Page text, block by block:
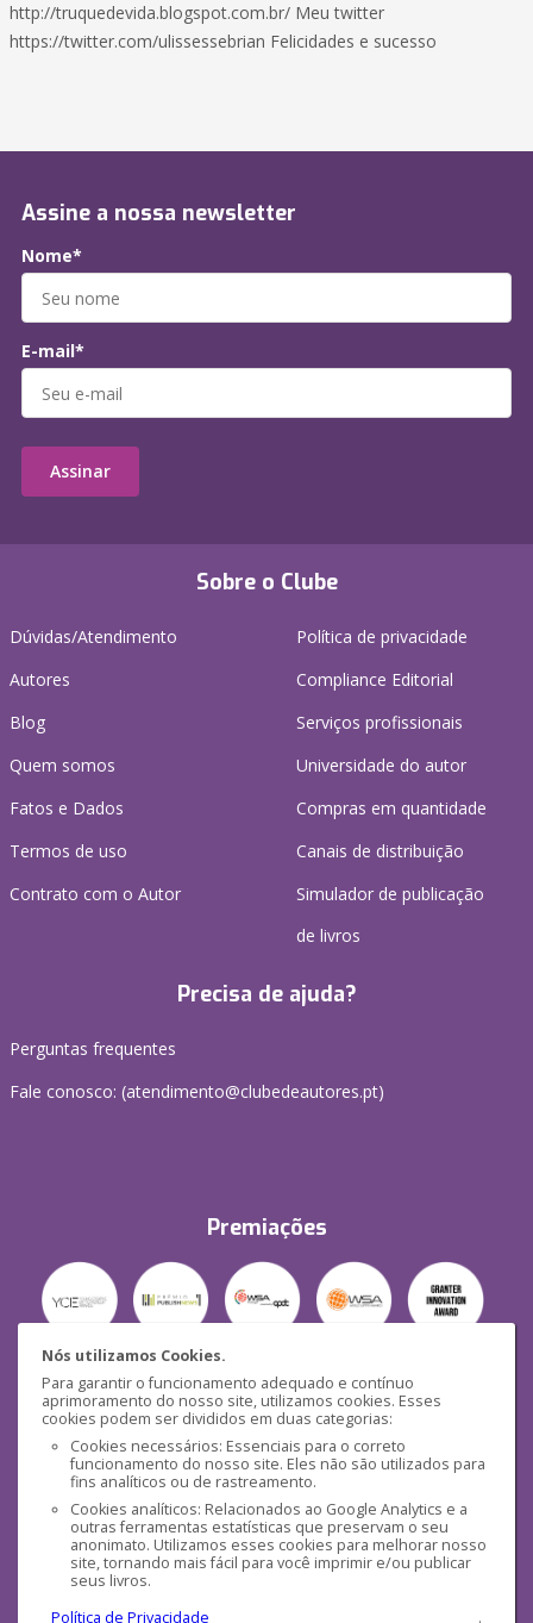
Nós utilizamos Cookies.
Para garantir o funcionamento adequado e contínuo
aprimoramento do nosso site, utilizamos cookies. Esses
cookies podem ser divididos em duas categorias:
Cookies necessários: Essenciais para o correto
funcionamento do nosso site. Eles não são utilizados para
fins analíticos ou de rastreamento.
Cookies analíticos: Relacionados ao Google Analytics e a
outras ferramentas estatísticas que preservam o seu
anonimato. Utilizamos esses cookies para melhorar nosso
site, tornando mais fácil para você imprimir e/ou publicar
seus livros.
Política de Privacidade
.
http://truquedevida.blogspot.com.br/ Meu twitter
https://twitter.com/ulissessebrian Felicidades e sucesso
Sobre o Clube
Dúvidas/Atendimento
Autores
Blog
Quem somos
Fatos e Dados
Termos de uso
Contrato com o Autor
Política de privacidade
Compliance Editorial
Serviços profissionais
Universidade do autor
Compras em quantidade
Canais de distribuição
Simulador de publicação
de livros
Precisa de ajuda?
Perguntas frequentes
Fale conosco: (atendimento@clubedeautores.pt)
Premiações
Segurança
Mídias Sociais
Assine a nossa newsletter
Nome*
E-mail*
Assinar